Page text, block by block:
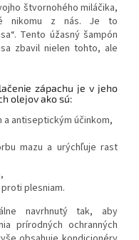
štvornohého miláčika,
nikomu z nás. Je to
Tento úžasný šampón
zbavil nielen tohto, ale
zápachu je v jeho
olejov ako sú:
a antiseptickým účinkom,
mazu a urýchľuje rast
plesniam.
navrhnutý tak, aby
prírodných ochranných